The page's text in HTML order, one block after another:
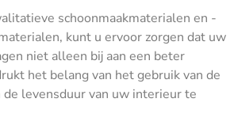
schoonmaakmaterialen en -
kunt u ervoor zorgen dat uw
niet alleen bij aan een beter
het belang van het gebruik van de
levensduur van uw interieur te